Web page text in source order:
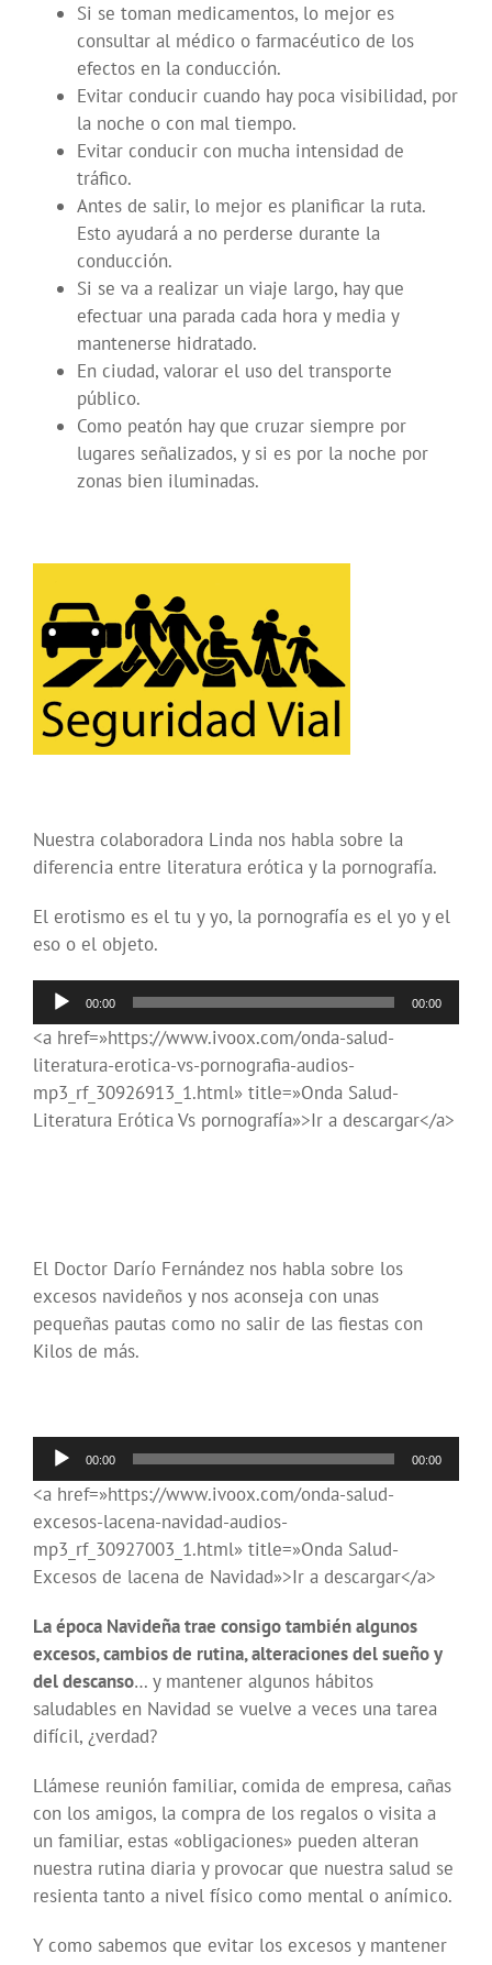
Si se toman medicamentos, lo mejor es
consultar al médico o farmacéutico de los
efectos en la conducción.
Evitar conducir cuando hay poca visibilidad, por
la noche o con mal tiempo.
Evitar conducir con mucha intensidad de
tráfico.
Antes de salir, lo mejor es planificar la ruta.
Esto ayudará a no perderse durante la
conducción.
Si se va a realizar un viaje largo, hay que
efectuar una parada cada hora y media y
mantenerse hidratado.
En ciudad, valorar el uso del transporte
público.
Como peatón hay que cruzar siempre por
lugares señalizados, y si es por la noche por
zonas bien iluminadas.
Nuestra colaboradora Linda nos habla sobre la
diferencia entre literatura erótica y la pornografía.
El erotismo es el tu y yo, la pornografía es el yo y el
eso o el objeto.
Reproductor
de
audio
00:00 00:00
<a href=»https://www.ivoox.com/onda-salud-
literatura-erotica-vs-pornografia-audios-
mp3_rf_30926913_1.html» title=»Onda Salud-
Literatura Erótica Vs pornografía»>Ir a descargar</a>
El Doctor Darío Fernández nos habla sobre los
excesos navideños y nos aconseja con unas
pequeñas pautas como no salir de las fiestas con
Kilos de más.
Reproductor
de
audio
00:00 00:00
<a href=»https://www.ivoox.com/onda-salud-
excesos-lacena-navidad-audios-
mp3_rf_30927003_1.html» title=»Onda Salud-
Excesos de lacena de Navidad»>Ir a descargar</a>
La época Navideña trae consigo también algunos
excesos, cambios de rutina, alteraciones del sueño y
del descanso… y mantener algunos hábitos
saludables en Navidad se vuelve a veces una tarea
difícil, ¿verdad?
Llámese reunión familiar, comida de empresa, cañas
con los amigos, la compra de los regalos o visita a
un familiar, estas «obligaciones» pueden alteran
nuestra rutina diaria y provocar que nuestra salud se
resienta tanto a nivel físico como mental o anímico.
Y como sabemos que evitar los excesos y mantener